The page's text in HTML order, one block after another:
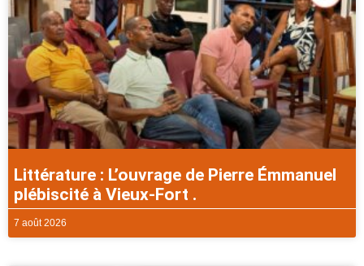
Littérature : L’ouvrage de Pierre Émmanuel
plébiscité à Vieux-Fort .
7 août 2026